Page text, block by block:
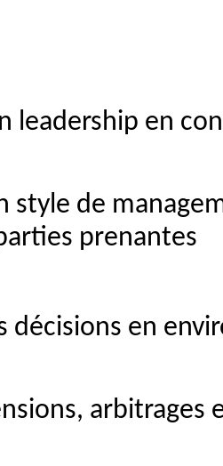
leadership en
style de
prenantes
décisions en